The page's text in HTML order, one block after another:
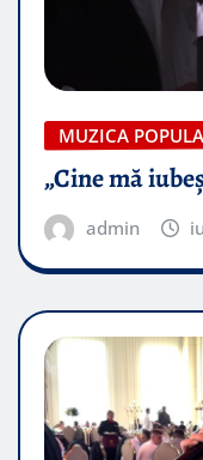
MUZICA
„Cine mă
admin